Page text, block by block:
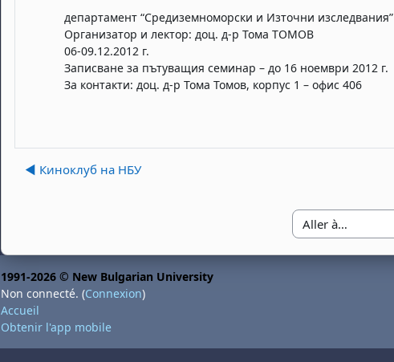
департамент “Средиземноморски и Източни изследвания”
Организатор и лектор: доц. д-р Тома ТОМОВ
06-09.12.2012 г.
Записване за пътуващия семинар – до 16 ноември 2012 г.
За контакти: доц. д-р Тома Томов, корпус 1 – офис 406
◀︎ Киноклуб на НБУ
Aller à…
1991-2026 © New Bulgarian University
Non connecté. (Connexion)
Accueil
Obtenir l'app mobile